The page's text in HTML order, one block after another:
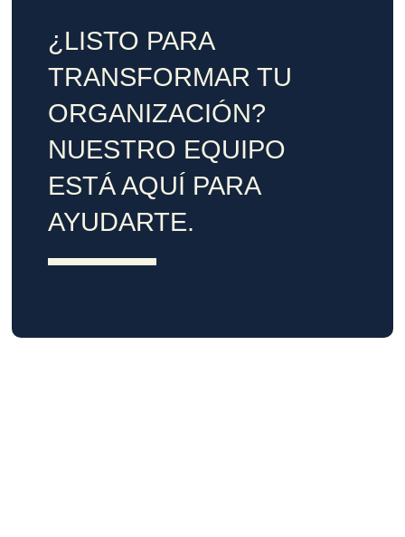
¿LISTO PARA
TRANSFORMAR TU
ORGANIZACIÓN?
NUESTRO EQUIPO
ESTÁ AQUÍ PARA
AYUDARTE.